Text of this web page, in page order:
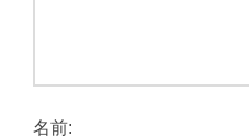
名前: